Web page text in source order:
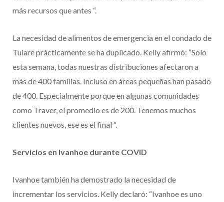
más recursos que antes “.
La necesidad de alimentos de emergencia en el condado de
Tulare prácticamente se ha duplicado. Kelly afirmó: “Solo
esta semana, todas nuestras distribuciones afectaron a
más de 400 familias. Incluso en áreas pequeñas han pasado
de 400. Especialmente porque en algunas comunidades
como Traver, el promedio es de 200. Tenemos muchos
clientes nuevos, ese es el final “.
Servicios en Ivanhoe durante COVID
Ivanhoe también ha demostrado la necesidad de
incrementar los servicios. Kelly declaró: “Ivanhoe es uno